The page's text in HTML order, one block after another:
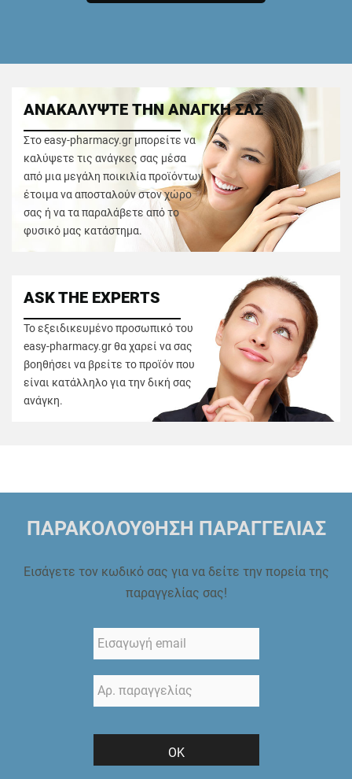
ΑΝΑΚΑΛΥΨΤΕ ΤΗΝ ΑΝΑΓΚΗ ΣΑΣ
Στο easy-pharmacy.gr μπορείτε να
καλύψετε τις ανάγκες σας μέσα
από μια μεγάλη ποικιλία προϊόντων
έτοιμα να αποσταλούν στον χώρο
σας ή να τα παραλάβετε από το
φυσικό μας κατάστημα.
ASK THE EXPERTS
Το εξειδικευμένο προσωπικό του
easy-pharmacy.gr θα χαρεί να σας
βοηθήσει να βρείτε το προϊόν που
είναι κατάλληλο για την δική σας
ανάγκη.
ΠΑΡΑΚΟΛΟΥΘΗΣΗ ΠΑΡΑΓΓΕΛΙΑΣ
Εισάγετε τον κωδικό σας για να δείτε την πορεία της
παραγγελίας σας!
ΟΚ